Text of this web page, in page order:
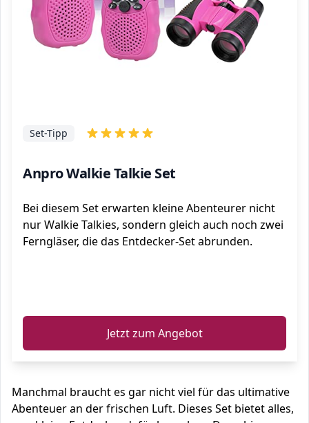
Anpro Walkie Talkie Set
Set-Tipp
Bei diesem Set erwarten kleine Abenteurer nicht
nur Walkie Talkies, sondern gleich auch noch zwei
Ferngläser, die das Entdecker-Set abrunden.
Jetzt zum Angebot
Manchmal braucht es gar nicht viel für das ultimative
Abenteuer an der frischen Luft. Dieses Set bietet alles,